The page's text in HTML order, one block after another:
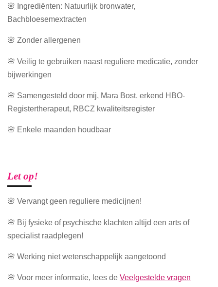
🌸 Ingrediënten: Natuurlijk bronwater,
Bachbloesemextracten
🌸 Zonder allergenen
🌸 Veilig te gebruiken naast reguliere medicatie, zonder
bijwerkingen
🌸 Samengesteld door mij, Mara Bost, erkend HBO-
Registertherapeut, RBCZ kwaliteitsregister
🌸 Enkele maanden houdbaar
Let op!
🌸 Vervangt geen reguliere medicijnen!
🌸 Bij fysieke of psychische klachten altijd een arts of
specialist raadplegen!
🌸 Werking niet wetenschappelijk aangetoond
🌸 Voor meer informatie, lees de Veelgestelde vragen